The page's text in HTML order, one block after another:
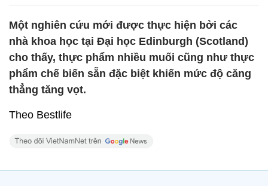
Một nghiên cứu mới được thực hiện bởi các
nhà khoa học tại Đại học Edinburgh (Scotland)
cho thấy, thực phẩm nhiều muối cũng như thực
phẩm chế biến sẵn đặc biệt khiến mức độ căng
thẳng tăng vọt.
Theo Bestlife